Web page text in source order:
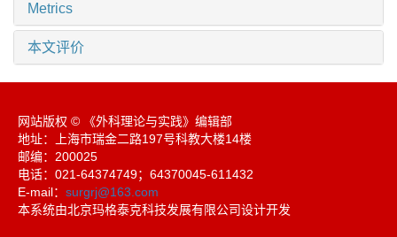
Metrics
本文评价
网站版权 © 《外科理论与实践》编辑部
地址：上海市瑞金二路197号科教大楼14楼
邮编：200025
电话：021-64374749；64370045-611432
E-mail： surgrj@163.com
本系统由北京玛格泰克科技发展有限公司设计开发